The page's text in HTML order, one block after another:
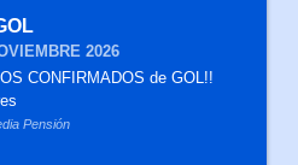
2026
CONFIRMADOS de GOL!!
Pensión